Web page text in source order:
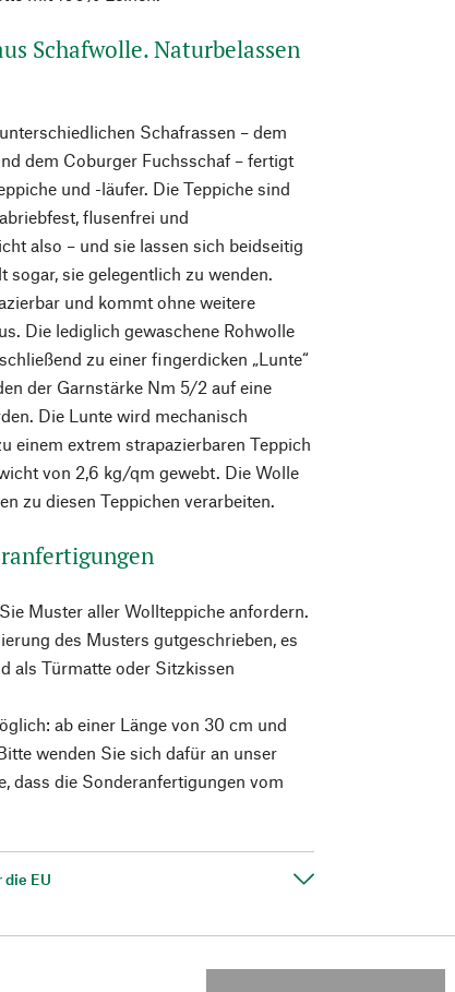
Schafwolle. Naturbelassen
Schafrassen – dem
dem Coburger Fuchsschaf – fertigt
und -läufer. Die Teppiche sind
flusenfrei und
also – und sie lassen sich beidseitig
sie gelegentlich zu wenden.
und kommt ohne weitere
Die lediglich gewaschene Rohwolle
zu einer fingerdicken „Lunte“
der Garnstärke Nm 5/2 auf eine
Die Lunte wird mechanisch
einem extrem strapazierbaren Teppich
von 2,6 kg/qm gewebt. Die Wolle
zu diesen Teppichen verarbeiten.
Muster aller Wollteppiche anfordern.
des Musters gutgeschrieben, es
als Türmatte oder Sitzkissen
ab einer Länge von 30 cm und
wenden Sie sich dafür an unser
dass die Sonderanfertigungen vom
EU